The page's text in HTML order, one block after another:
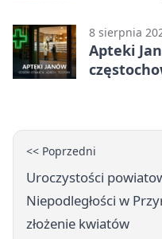
8 sierpnia
Apteki
<< Poprzedni
Uroczystości
Niepodległości w
złożenie kwiatów